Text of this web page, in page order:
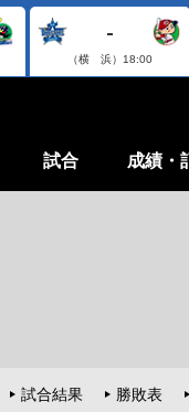
-
（横 浜） 18:00
試合 成績・
試合結果
勝敗表